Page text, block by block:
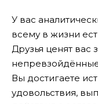
У вас
всему в жизни
Друзья ценят вас
Вы достигаете
удовольствия,